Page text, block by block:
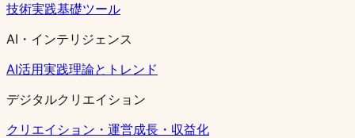
技術実践基礎ツール
AI・インテリジェンス
AI活用実践理論とトレンド
デジタルクリエイション
クリエイション・運営成長・収益化